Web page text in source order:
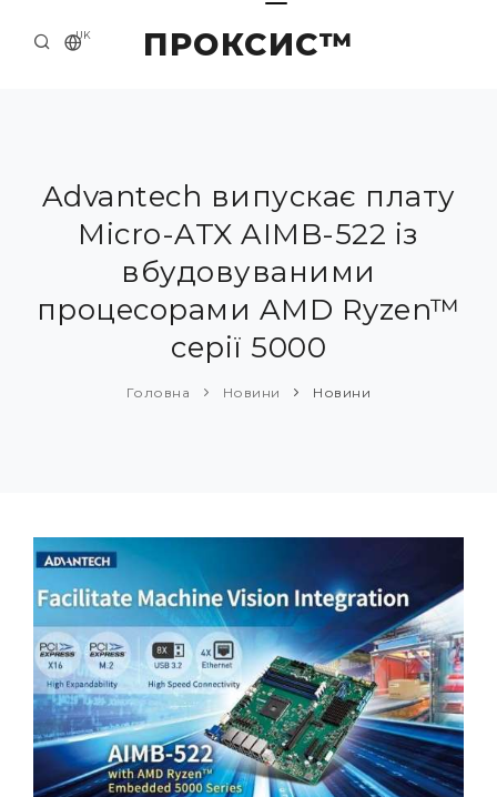
ПРОКСИС™
UK
ПРО НАС
ПРИКЛАДИ ТА РІШЕННЯ
КАТАЛОГ ПРОДУКЦІЇ
НОВИНИ
Advantech випускає плату
Micro-ATX AIMB-522 із
вбудовуваними
процесорами AMD Ryzen™
серії 5000
Головна Новини Новини